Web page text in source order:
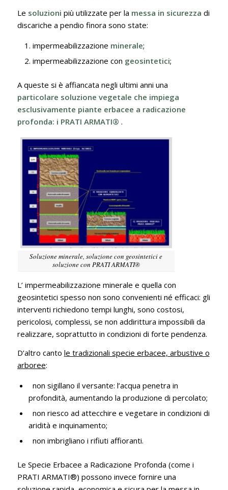
Le soluzioni più utilizzate per la messa in sicurezza di
discariche a pendio finora sono state:
impermeabilizzazione minerale;
impermeabilizzazione con geosintetici;
A queste si è affiancata negli ultimi anni una
particolare soluzione vegetale che impiega
esclusivamente piante erbacee a radicazione
profonda: i PRATI ARMATI® .
Soluzione minerale, soluzione con geosintetici e
soluzione con PRATI ARMATI®
L’ impermeabilizzazione minerale e quella con
geosintetici spesso non sono convenienti né efficaci: gli
interventi richiedono tempi lunghi, sono costosi,
pericolosi, complessi, se non addirittura impossibili da
realizzare, soprattutto in condizioni di forte pendenza.
D’altro canto le tradizionali specie erbacee, arbustive o
arboree:
non sigillano il versante: l’acqua penetra in
profondità, aumentando la produzione di percolato;
non riesco ad attecchire e vegetare in condizioni di
aridità e inquinamento;
non imbrigliano i rifiuti affioranti.
Le Specie Erbacee a Radicazione Profonda (come i
PRATI ARMATI®) possono invece fornire una